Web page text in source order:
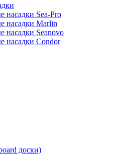
насадки Sea-Pro
насадки Marlin
насадки Seanovo
насадки Condor
доски)